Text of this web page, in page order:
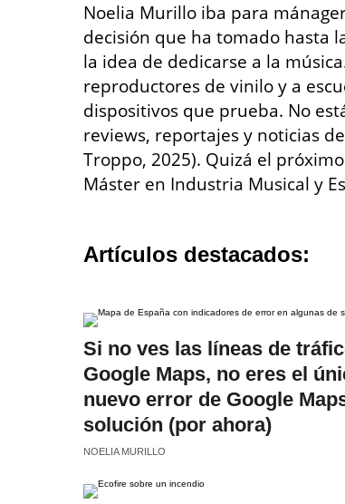
Noelia Murillo iba para
decisión que ha tomado hasta
la idea de dedicarse a la
reproductores de vinilo y a
dispositivos que prueba. No
reviews, reportajes y noticias
Troppo, 2025). Quizá el
Máster en Industria Musical y
Artículos destacados:
Si no ves las líneas de
Google Maps, no eres el
nuevo error de Google
solución (por ahora)
NOELIA MURILLO